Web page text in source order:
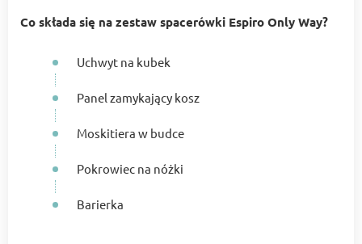
Co składa się na zestaw spacerówki Espiro Only Way?
Uchwyt na kubek
Panel zamykający kosz
Moskitiera w budce
Pokrowiec na nóżki
Barierka